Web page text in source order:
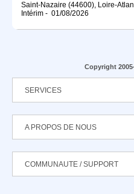
Saint-Nazaire (44600), Loire-
Intérim - 01/08/2026
Copyright
SERVICES
A PROPOS DE NOUS
COMMUNAUTE / SUPPORT